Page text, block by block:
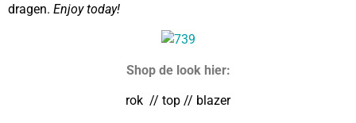
dragen. Enjoy today!
Shop de look hier:
rok // top // blazer